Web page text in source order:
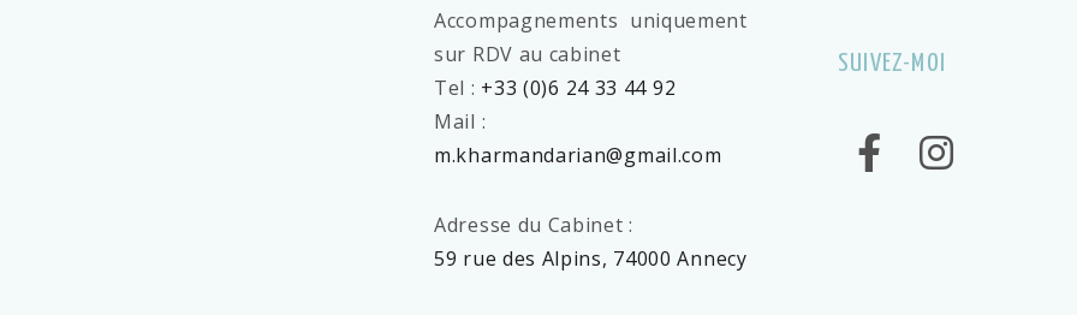
Accompagnements uniquement
sur RDV au cabinet
Tel : +33 (0)6 24 33 44 92
Mail :
m.kharmandarian@gmail.com
Adresse du Cabinet :
59 rue des Alpins, 74000 Annecy
SUIVEZ-MOI
Facebook